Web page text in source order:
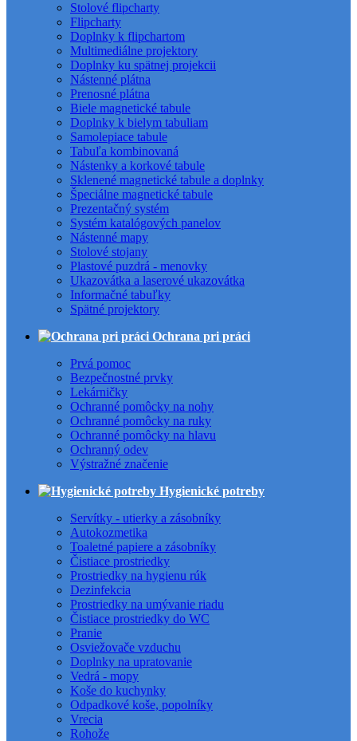
Stolové flipcharty
Flipcharty
Doplnky k flipchartom
Multimediálne projektory
Doplnky ku spätnej projekcii
Nástenné plátna
Prenosné plátna
Biele magnetické tabule
Doplnky k bielym tabuliam
Samolepiace tabule
Tabuľa kombinovaná
Nástenky a korkové tabule
Sklenené magnetické tabule a doplnky
Špeciálne magnetické tabule
Prezentačný systém
Systém katalógových panelov
Nástenné mapy
Stolové stojany
Plastové puzdrá - menovky
Ukazovátka a laserové ukazovátka
Informačné tabuľky
Spätné projektory
Ochrana pri práci
Prvá pomoc
Bezpečnostné prvky
Lekárničky
Ochranné pomôcky na nohy
Ochranné pomôcky na ruky
Ochranné pomôcky na hlavu
Ochranný odev
Výstražné značenie
Hygienické potreby
Servítky - utierky a zásobníky
Autokozmetika
Toaletné papiere a zásobníky
Čistiace prostriedky
Prostriedky na hygienu rúk
Dezinfekcia
Prostriedky na umývanie riadu
Čistiace prostriedky do WC
Pranie
Osviežovače vzduchu
Doplnky na upratovanie
Vedrá - mopy
Koše do kuchynky
Odpadkové koše, popolníky
Vrecia
Rohože